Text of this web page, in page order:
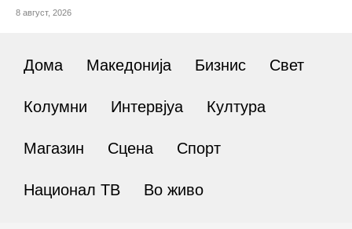
8 август, 2026
Дома Македонија Бизнис Свет
Колумни Интервјуа Култура
Магазин Сцена Спорт
Национал ТВ Во живо